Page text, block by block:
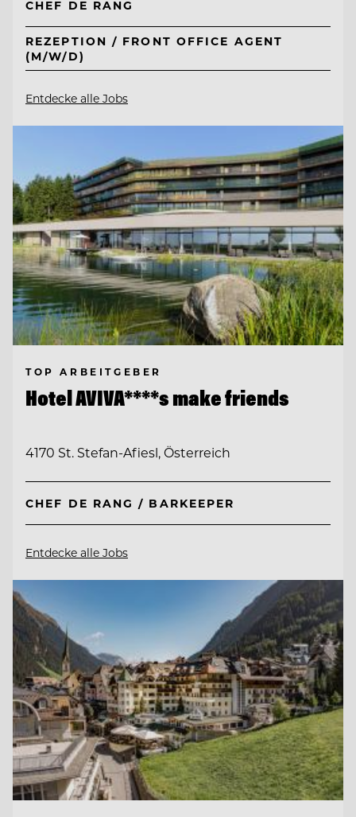
CHEF DE RANG
REZEPTION / FRONT OFFICE AGENT
(M/W/D)
Entdecke alle Jobs
TOP ARBEITGEBER
Hotel AVIVA****s make friends
4170 St. Stefan-Afiesl, Österreich
CHEF DE RANG / BARKEEPER
Entdecke alle Jobs